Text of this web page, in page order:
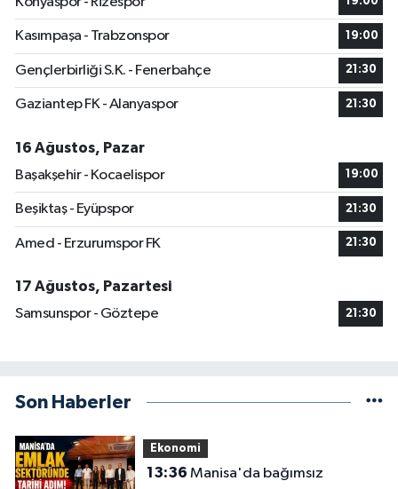
Kasımpaşa - Trabzonspor 19:00
Gençlerbirliği S.K. - Fenerbahçe 21:30
Gaziantep FK - Alanyaspor 21:30
16 Ağustos, Pazar
Başakşehir - Kocaelispor
19:00
Beşiktaş - Eyüpspor 21:30
Amed - Erzurumspor FK 21:30
17 Ağustos, Pazartesi
Samsunspor - Göztepe
21:30
Son Haberler
Ekonomi
13:36